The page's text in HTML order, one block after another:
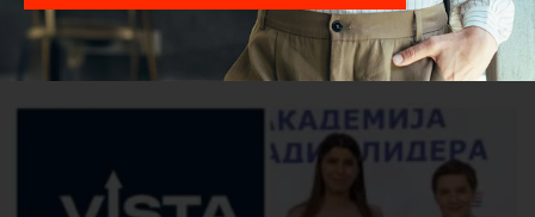
POVEZANI SADRŽAJI